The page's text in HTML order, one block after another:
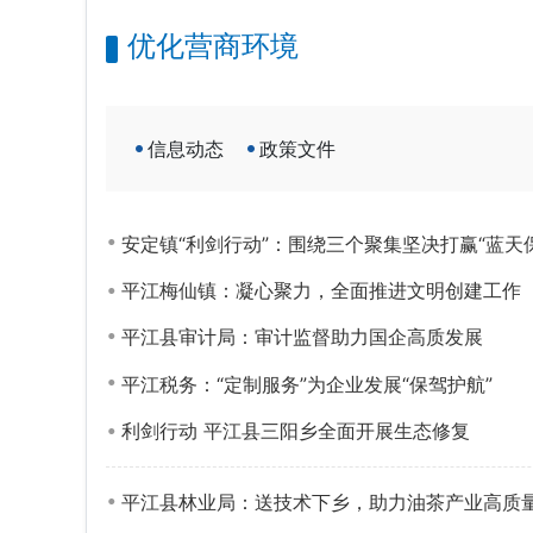
优化营商环境
信息动态 政策文件
安定镇“利剑行动”：围绕三个聚集坚决打赢“蓝天
平江梅仙镇：凝心聚力，全面推进文明创建工作
平江县审计局：审计监督助力国企高质发展
平江税务：“定制服务”为企业发展“保驾护航”
利剑行动 平江县三阳乡全面开展生态修复
平江县林业局：送技术下乡，助力油茶产业高质